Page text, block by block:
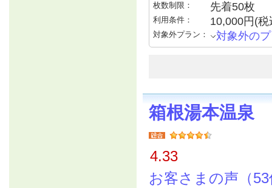
枚数制限： 先着50枚
利用条件： 10,000円(
対象外プラン： 対象外の
箱根湯本温泉
4.33
お客さまの声（